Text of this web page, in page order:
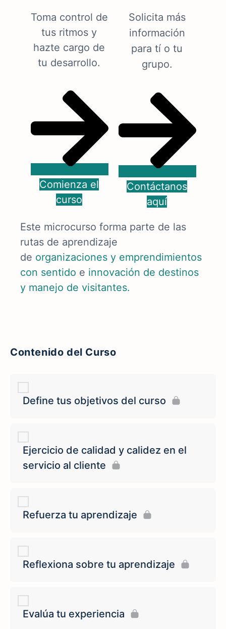
Toma control de
tus ritmos y
hazte cargo de
tu desarrollo.
Comienza el
curso
Solicita más
información
para tí o tu
grupo.
Contáctanos
aquí
Este microcurso forma parte de las
rutas de aprendizaje
de organizaciones y emprendimientos
con sentido e innovación de destinos
y manejo de visitantes.
Contenido del Curso
Define tus objetivos del curso
Ejercicio de calidad y calidez en el
servicio al cliente
Refuerza tu aprendizaje
Reflexiona sobre tu aprendizaje
Evalúa tu experiencia